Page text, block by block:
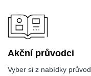
Akční průvodci
Vyber si z nabídky